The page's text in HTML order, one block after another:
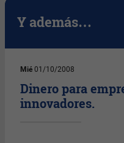
Y además…
Mié 01/10/2008
Dinero para
innovadores.